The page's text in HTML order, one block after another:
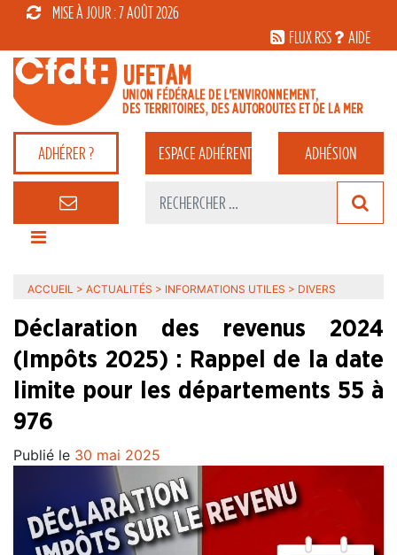
MISE À JOUR : 7 AOÛT 2026
FLUX RSS
AIDE
ADHÉRER ? ESPACEADHÉRENT ADHÉSION
ACCUEIL > ACTUALITÉS > INFORMATIONS UTILES > DIVERS
Déclaration des revenus 2024
(Impôts 2025) : Rappel de la date
limite pour les départements 55 à
976
Publié le 30 mai 2025